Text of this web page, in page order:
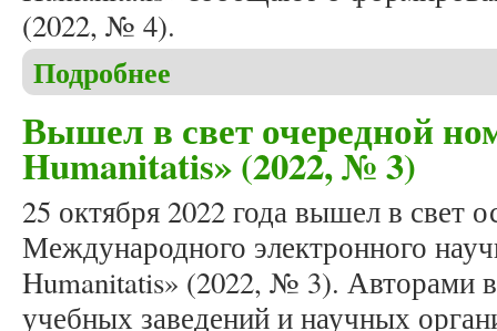
(2022, № 4).
Подробнее
Вышел в свет очередной
Humanitatis» (2022, № 3)
25 октября 2022 года вышел в свет
Международного электронного
Humanitatis» (2022, № 3). Авторами
учебных заведений и научных